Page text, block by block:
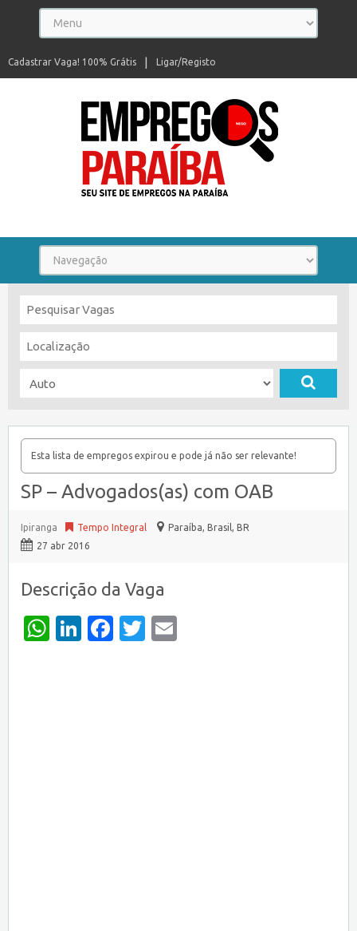
Ligar/Registo
Cadastrar Vaga! 100% Grátis
Esta lista de empregos expirou e pode já não ser relevante!
SP – Advogados(as) com OAB
Ipiranga Tempo Integral Paraíba, Brasil, BR
27 abr 2016
Descrição da Vaga
WhatsApp
LinkedIn
Facebook
Twitter